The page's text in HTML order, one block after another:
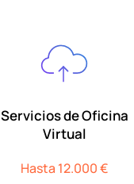
Servicios de Oficina
Virtual
Hasta 12.000 €